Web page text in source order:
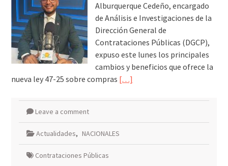
Alburquerque Cedeño, encargado
de Análisis e Investigaciones de la
Dirección General de
Contrataciones Públicas (DGCP),
expuso este lunes los principales
cambios y beneficios que ofrece la
nueva ley 47-25 sobre compras […]
Leave a comment
Actualidades, NACIONALES
Contrataciones Públicas